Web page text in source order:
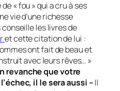
« fou » qui a cru à ses
vie d’une richesse
les livres de
et cette citation de lui :
ont fait de beau et
avec leurs rêves… »
revanche que votre
il le sera aussi –Il